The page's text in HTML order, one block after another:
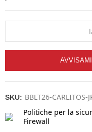
SKU: BBLT26-CARLITOS-
Politiche per la
Firewall